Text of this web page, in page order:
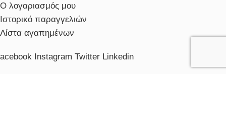
Ο λογαριασμός μου
Ιστορικό παραγγελιών
Λίστα αγαπημένων
Instagram Twitter Linkedin